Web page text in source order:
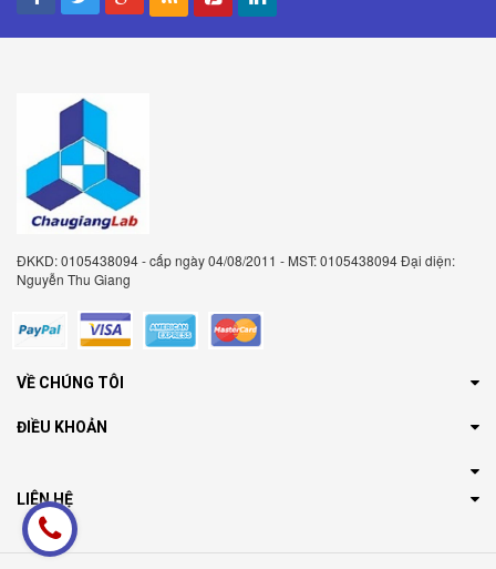
ĐKKD: 0105438094 - cấp ngày 04/08/2011 - MST: 0105438094 Đại diện:
Nguyễn Thu Giang
VỀ CHÚNG TÔI
ĐIỀU KHOẢN
LIÊN HỆ